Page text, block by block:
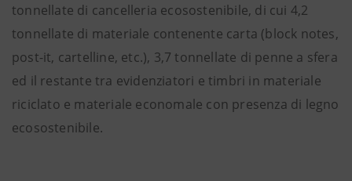
tonnellate di cancelleria ecosostenibile, di cui 4,2
tonnellate di materiale contenente carta (block notes,
post-it, cartelline, etc.), 3,7 tonnellate di penne a sfera
ed il restante tra evidenziatori e timbri in materiale
riciclato e materiale economale con presenza di legno
ecosostenibile.